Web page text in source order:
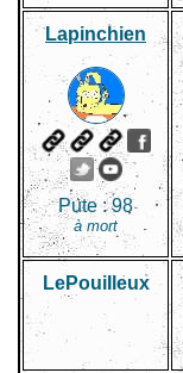
Lapinchien
Pute :98
à mort
LePouiIleux